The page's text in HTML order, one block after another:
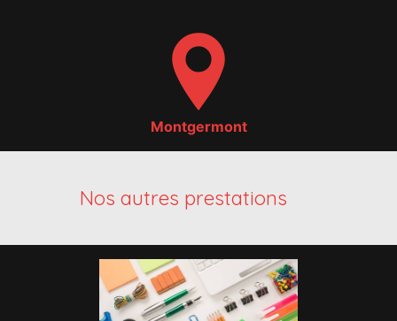
Montgermont
Nos autres prestations